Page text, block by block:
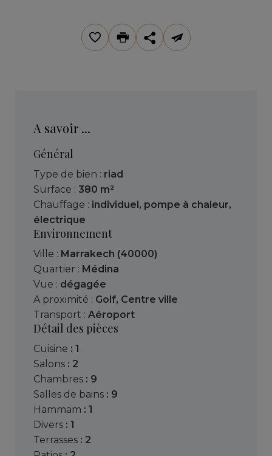
A savoir ...
Général
Type de bien : riad
Surface : 380 m²
Chauffage : individuel , pompe à chaleur,
électrique
Environnement
Ville : Marrakech (40000)
Quartier : Médina
Vue : dégagée
A proximité : Golf, Centre ville
Transport : Aéroport
Détail des pièces
cuisine : 1
salons : 2
chambres : 9
salles de bains : 9
hammam : 1
divers : 1
terrasses : 2